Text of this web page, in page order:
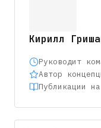
Кирилл
Руководит
Автор
Публикации